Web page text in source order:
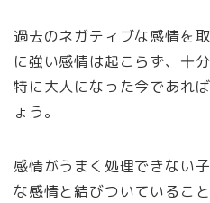
過去のネガティブな感情を
に強い感情は起こらず、十
特に大人になった今であれ
ょう。
感情がうまく処理できない
な感情と結びついているこ